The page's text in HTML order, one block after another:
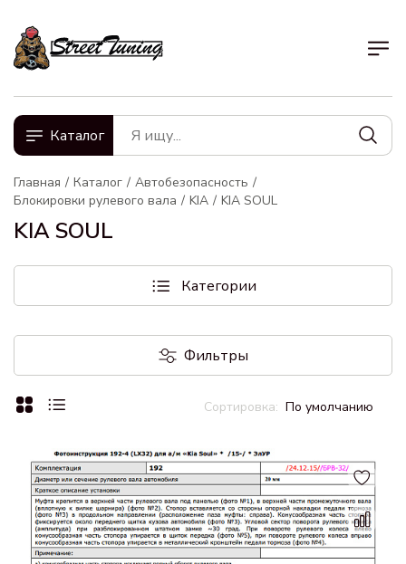
Каталог
Главная Каталог
Автобезопасность
Блокировки рулевого вала
KIA KIA SOUL
KIA SOUL
Категории
Фильтры
По умолчанию